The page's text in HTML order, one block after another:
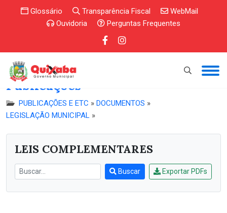
Glossário Transparência Fiscal
WebMail
Ouvidoria
Perguntas Frequentes
Publicações
PUBLICAÇÕES E ETC » DOCUMENTOS »
LEGISLAÇÃO MUNICIPAL »
LEIS COMPLEMENTARES
Buscar Exportar PDFs